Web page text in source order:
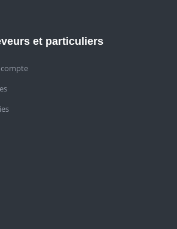
et particuliers